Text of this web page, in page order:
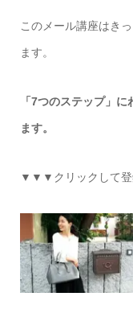
このメール講座はき
ます。
「7つのステップ」
ます。
▼▼▼クリックして